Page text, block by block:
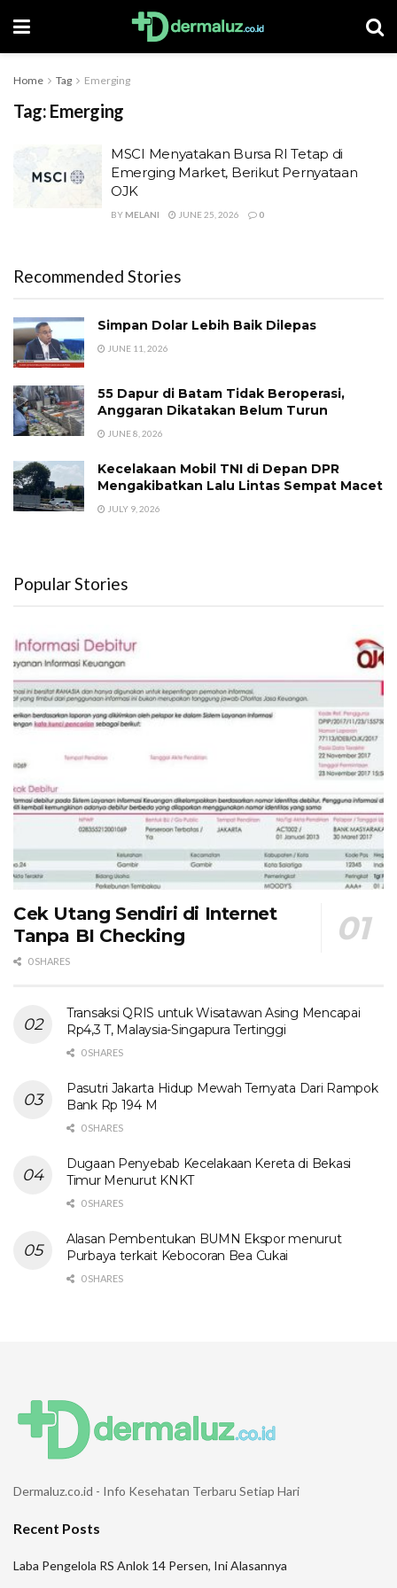
Home Tag Emerging
Tag: Emerging
MSCI Menyatakan Bursa RI Tetap di
Emerging Market, Berikut Pernyataan
OJK
BY MELANI JUNE 25, 2026 0
Recommended Stories
Simpan Dolar Lebih Baik Dilepas
JUNE 11, 2026
55 Dapur di Batam Tidak Beroperasi,
Anggaran Dikatakan Belum Turun
JUNE 8, 2026
Kecelakaan Mobil TNI di Depan DPR
Mengakibatkan Lalu Lintas Sempat Macet
JULY 9, 2026
Popular Stories
Cek Utang Sendiri di Internet
Tanpa BI Checking
0 SHARES
Transaksi QRIS untuk Wisatawan Asing Mencapai
Rp4,3 T, Malaysia-Singapura Tertinggi
0 SHARES
Pasutri Jakarta Hidup Mewah Ternyata Dari Rampok
Bank Rp 194 M
0 SHARES
Dugaan Penyebab Kecelakaan Kereta di Bekasi
Timur Menurut KNKT
0 SHARES
Alasan Pembentukan BUMN Ekspor menurut
Purbaya terkait Kebocoran Bea Cukai
0 SHARES
Dermaluz.co.id - Info Kesehatan Terbaru Setiap Hari
Recent Posts
Laba Pengelola RS Anlok 14 Persen, Ini Alasannya